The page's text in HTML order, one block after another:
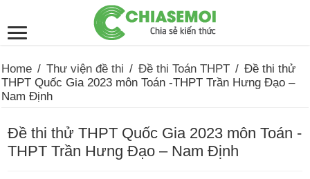
Home / Thư viện đề thi / Đề thi Toán THPT / Đề thi thử
THPT Quốc Gia 2023 môn Toán -THPT Trần Hưng Đạo –
Nam Định
Đề thi thử THPT Quốc Gia 2023 môn Toán -
THPT Trần Hưng Đạo – Nam Định